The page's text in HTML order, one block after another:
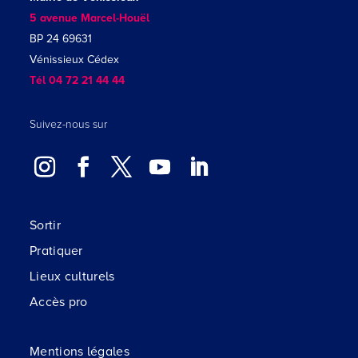
5 avenue Marcel-Houël
BP 24 69631
Vénissieux Cédex
Tél 04 72 21 44 44
Suivez-nous sur
Sortir
Pratiquer
Lieux culturels
Accès pro
Mentions légales